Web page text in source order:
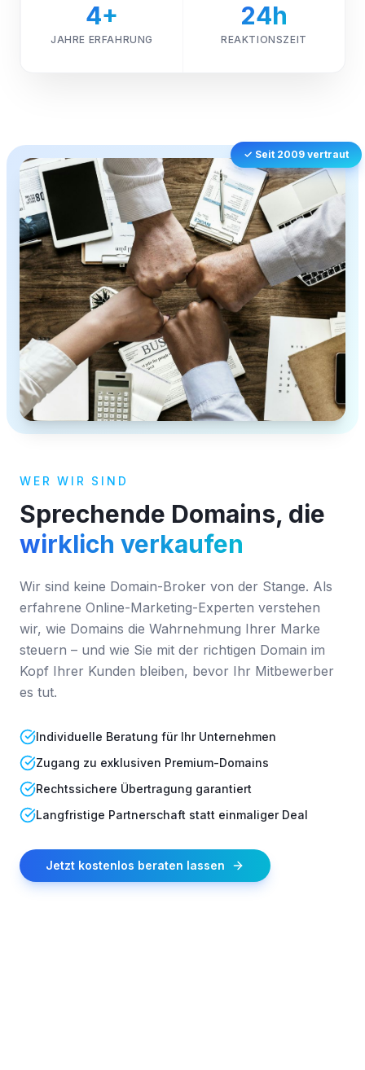
4+
JAHRE ERFAHRUNG
24h
REAKTIONSZEIT
✓ Seit 2009 vertraut
WER WIR SIND
Sprechende Domains, die
wirklich verkaufen
Wir sind keine Domain-Broker von der Stange. Als
erfahrene Online-Marketing-Experten verstehen
wir, wie Domains die Wahrnehmung Ihrer Marke
steuern – und wie Sie mit der richtigen Domain im
Kopf Ihrer Kunden bleiben, bevor Ihr Mitbewerber
es tut.
Individuelle Beratung für Ihr Unternehmen
Zugang zu exklusiven Premium-Domains
Rechtssichere Übertragung garantiert
Langfristige Partnerschaft statt einmaliger Deal
Jetzt kostenlos beraten lassen